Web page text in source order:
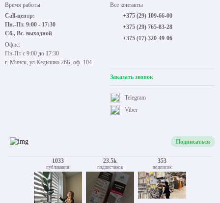
Время работы
Call-центр:
Пн.-Пт. 9:00 - 17:30
Сб., Вс. выходной
Офис:
Пн-Пт с 9:00 до 17:30
г. Минск, ул.Кедышко 26Б, оф. 104
Все контакты
+375 (29) 109-66-00
+375 (29) 765-83-28
+375 (17) 320-49-06
Заказать звонок
Viber
Telegram
Подписаться
1033
публикации
23.5k
подписчиков
353
подписок